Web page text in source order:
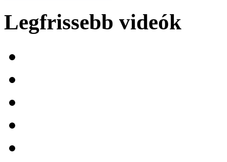
Legfrissebb videók